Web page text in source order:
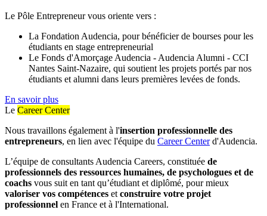
Le Pôle Entrepreneur vous oriente vers :
La Fondation Audencia, pour bénéficier de bourses pour les
étudiants en stage entrepreneurial
Le Fonds d'Amorçage Audencia - Audencia Alumni - CCI
Nantes Saint-Nazaire, qui soutient les projets portés par nos
étudiants et alumni dans leurs premières levées de fonds.
En savoir plus
Le Career Center
Nous travaillons également à l'insertion professionnelle des
entrepreneurs, en lien avec l'équipe du Career Centerd'Audencia.
L’équipe de consultants Audencia Careers, constituée de
professionnels des ressources humaines, de psychologues et de
coachs vous suit en tant qu’étudiant et diplômé, pour mieux
valoriser vos compétences et construire votre projet
professionnel en France et à l'International.